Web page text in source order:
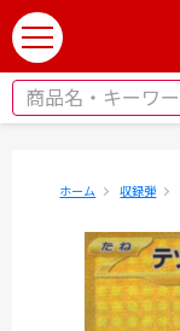
t
o
g
ホーム 収録弾